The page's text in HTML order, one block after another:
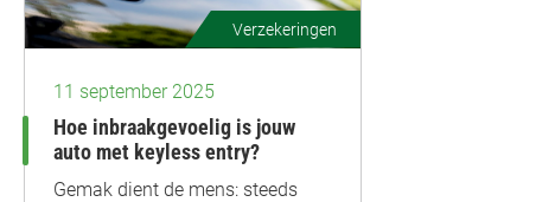
Verzekeringen
11 september 2025
Hoe inbraakgevoelig is jouw
auto met keyless entry?
Gemak dient de mens: steeds